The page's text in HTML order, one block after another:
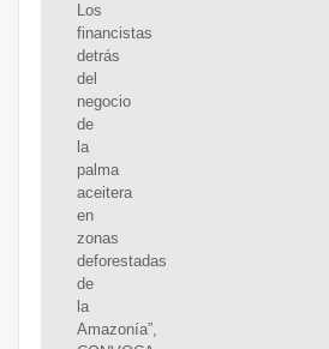
Los
financistas
detrás
del
negocio
de
la
palma
aceitera
en
zonas
deforestadas
de
la
Amazonía”,